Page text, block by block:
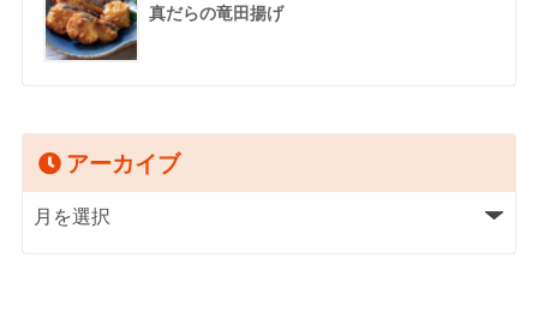
真だらの竜田揚げ
アーカイブ